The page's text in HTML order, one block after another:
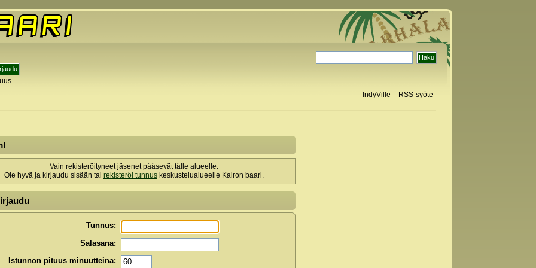
IndyVille RSS-syöte
Vain rekisteröityneet jäsenet pääsevät tälle alueelle.
Ole hyvä ja kirjaudu sisään tai rekisteröi tunnuskeskustelualueelle Kairon baari.
Tunnus:
Salasana:
Istunnon pituus minuutteina: